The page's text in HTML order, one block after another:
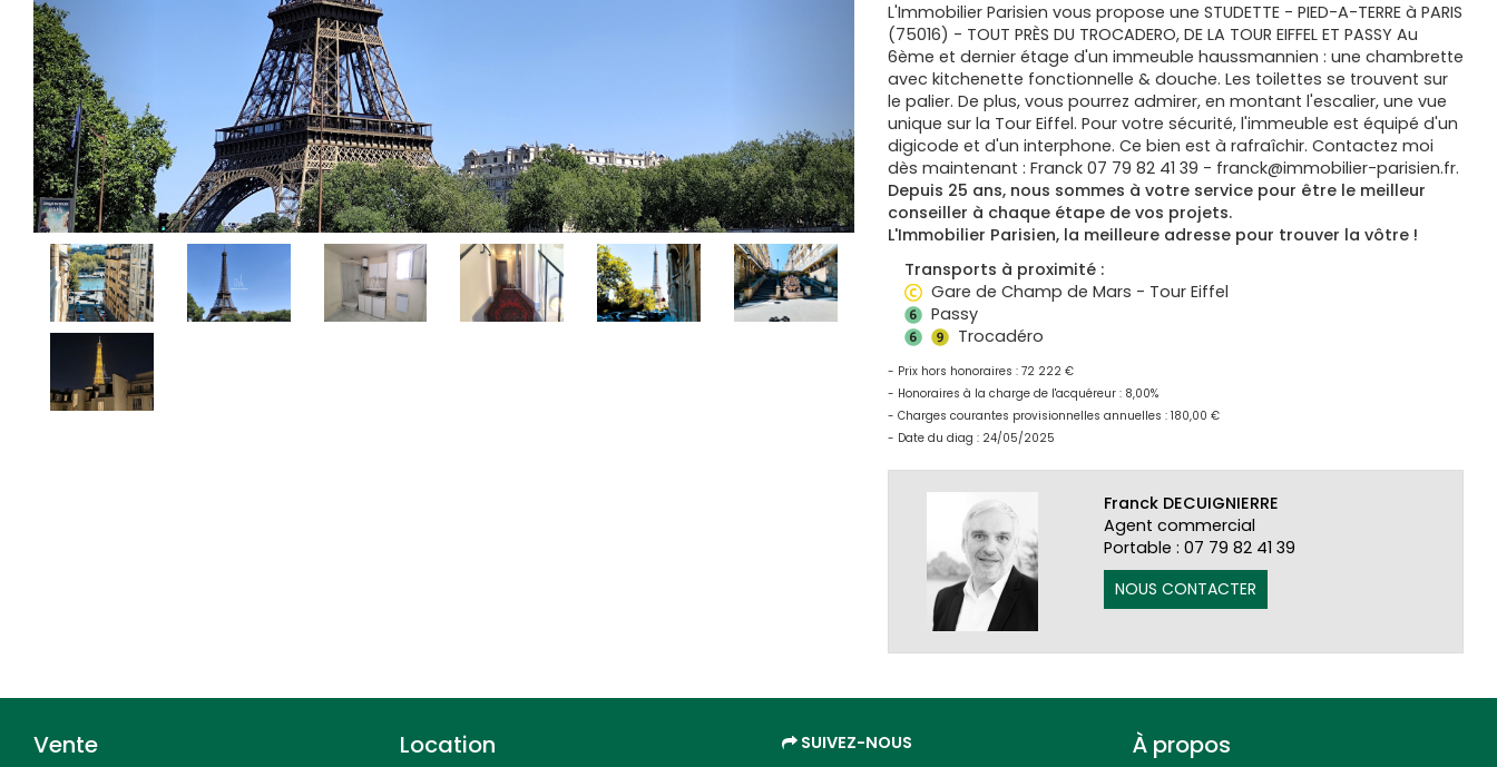
L'Immobilier Parisien vous propose une STUDETTE - PIED-A-TERRE à PARIS
(75016) - TOUT PRÈS DU TROCADERO, DE LA TOUR EIFFEL ET PASSY Au
6ème et dernier étage d'un immeuble haussmannien : une chambrette
avec kitchenette fonctionnelle & douche. Les toilettes se trouvent sur
le palier. De plus, vous pourrez admirer, en montant l'escalier, une vue
unique sur la Tour Eiffel. Pour votre sécurité, l'immeuble est équipé d'un
digicode et d'un interphone. Ce bien est à rafraîchir. Contactez moi
dès maintenant : Franck 07 79 82 41 39 - franck@immobilier-parisien.fr.
Depuis 25 ans, nous sommes à votre service pour être le meilleur
conseiller à chaque étape de vos projets.
L'Immobilier Parisien, la meilleure adresse pour trouver la vôtre !
Transports à proximité :
Gare de Champ de Mars - Tour Eiffel
Passy
Trocadéro
- Prix hors honoraires : 72 222 €
- Honoraires à la charge de l'acquéreur : 8,00%
- Charges courantes provisionnelles annuelles : 180,00 €
- Date du diag : 24/05/2025
Franck DECUIGNIERRE
Agent commercial
Portable : 07 79 82 41 39
NOUS CONTACTER
Vente Location SUIVEZ-NOUS À propos